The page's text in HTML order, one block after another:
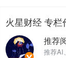
火星财经专栏
推荐
推荐AI